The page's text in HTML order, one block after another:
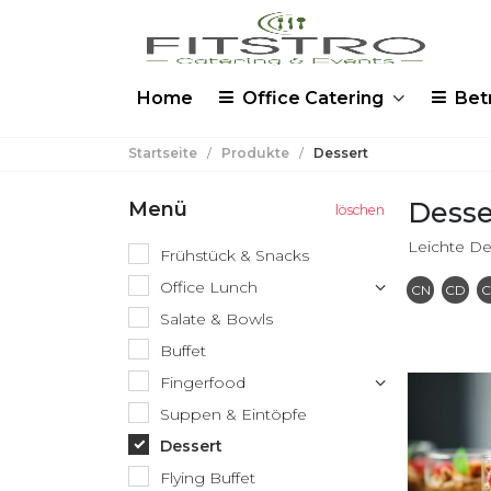
Home Office Catering
Startseite / Produkte / Dessert
Menü
Frühstück & Snacks
Office Lunch
Salate & Bowls
Buffet
Fingerfood
Suppen & Eintöpfe
Dessert
Flying Buffet
Leichte
CN CD